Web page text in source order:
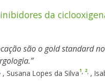
da
são o gold standard
, , Susana Lopes da Silva1, 2, ,